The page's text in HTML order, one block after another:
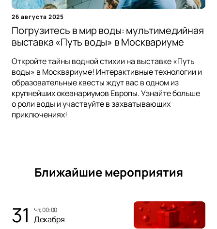
26 августа 2025
Погрузитесь в мир воды: мультимедийная
выставка «Путь воды» в Москвариуме
Откройте тайны водной стихии на выставке «Путь
воды» в Москвариуме! Интерактивные технологии и
образовательные квесты ждут вас в одном из
крупнейших океанариумов Европы. Узнайте больше
о роли воды и участвуйте в захватывающих
приключениях!
Ближайшие мероприятия
31 чт, 00:00
Декабря